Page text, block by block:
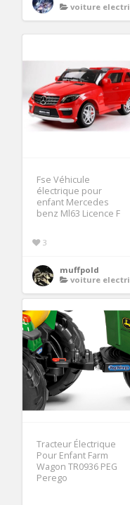
voiture electrique enfant
Fse Véhicule
électrique pour
enfant Mercedes
benz Ml63 Licence F
3
muffpold
voiture electrique enfant
Tracteur Électrique
Pour Enfant Farm
Wagon TR0936 PEG
Perego